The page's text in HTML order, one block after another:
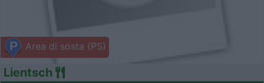
Area di sosta (PS)
Lientsch